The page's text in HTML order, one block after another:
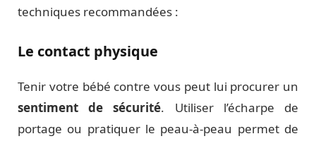
techniques recommandées :
Le contact physique
Tenir votre bébé contre vous peut lui procurer un
sentiment de sécurité. Utiliser l’écharpe de
portage ou pratiquer le peau-à-peau permet de